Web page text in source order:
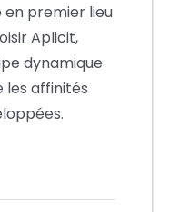
premier lieu
Aplicit,
dynamique
les affinités